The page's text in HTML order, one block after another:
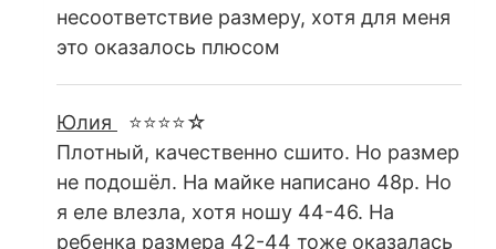
несоответствие размеру, хотя для меня
это оказалось плюсом
Юлия
⭐⭐⭐⭐☆
Плотный, качественно сшито. Но размер
не подошёл. На майке написано 48р. Но
я еле влезла, хотя ношу 44-46. На
ребенка размера 42-44 тоже оказалась